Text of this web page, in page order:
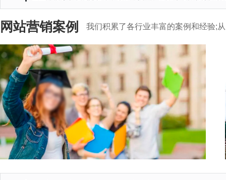
网站营销案例 我们积累了各行业丰富的案例和经验;